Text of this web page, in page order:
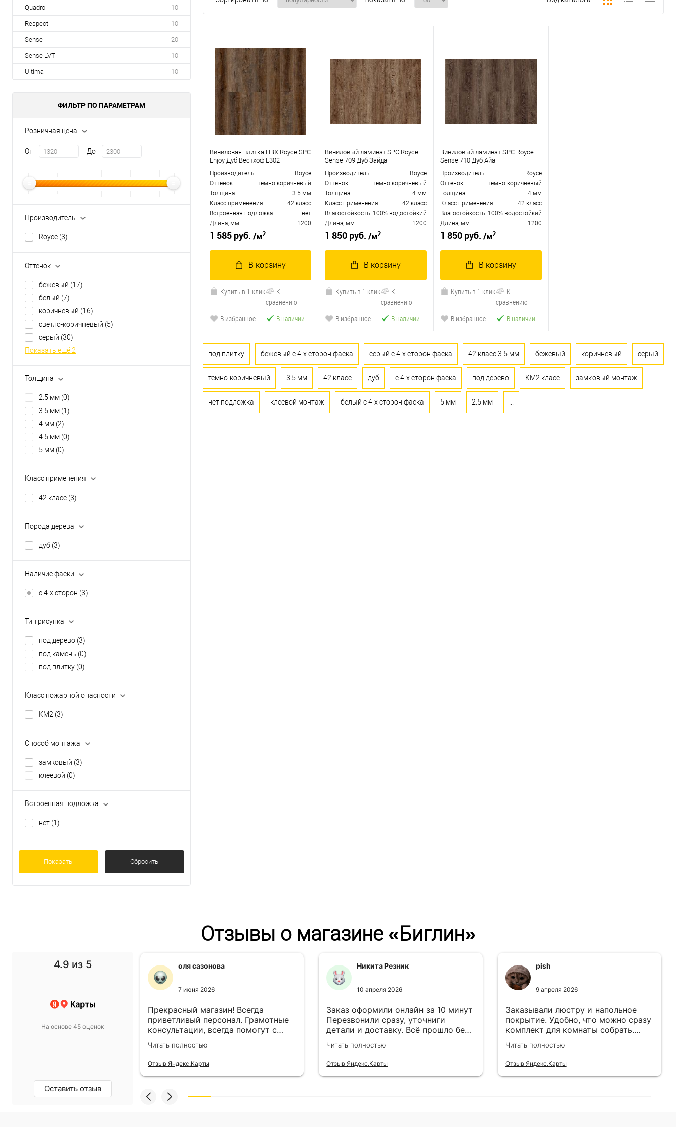
Quadro 10
Respect 10
Sense 20
Sense LVT 10
Ultima 10
ФИЛЬТР ПО ПАРАМЕТРАМ
Розничная цена
От До
Производитель
Royce (3)
Оттенок
бежевый (17)
белый (7)
коричневый (16)
светло-коричневый (5)
серый (30)
Показать ещё 2
Толщина
2.5 мм (0)
3.5 мм (1)
4 мм (2)
4.5 мм (0)
5 мм (0)
Класс применения
42 класс (3)
Порода дерева
дуб (3)
Наличие фаски
с 4-х сторон (3)
Тип рисунка
под дерево (3)
под камень (0)
под плитку (0)
Класс пожарной опасности
КМ2 (3)
Способ монтажа
замковый (3)
клеевой (0)
Встроенная подложка
нет (1)
Показать Сбросить
Виниловая плитка ПВХ Royce SPC
Enjoy Дуб Вестхоф Е302
Производитель
Royce
Оттенок
темно-коричневый
Толщина
3.5 мм
Класс применения
42 класс
Встроенная подложка
нет
Длина, мм
1200
1 585 руб. /м2
В корзину
Купить в 1 клик
К
сравнению
В избранное
В наличии
Виниловый ламинат SPC Royce
Sense 709 Дуб Зайда
Производитель
Royce
Оттенок
темно-коричневый
Толщина
4 мм
Класс применения
42 класс
Влагостойкость 100% водостойкий
Длина, мм
1200
1 850 руб. /м2
В корзину
Купить в 1 клик
К
сравнению
В избранное
В наличии
Виниловый ламинат SPC Royce
Sense 710 Дуб Айа
Производитель
Royce
Оттенок
темно-коричневый
Толщина
4 мм
Класс применения
42 класс
Влагостойкость 100% водостойкий
Длина, мм
1200
1 850 руб. /м2
В корзину
Купить в 1 клик
К
сравнению
В избранное
В наличии
под плитку бежевый с 4-х сторон фаска серый с 4-х сторон фаска 42 класс 3.5 мм бежевый коричневый серый
темно-коричневый 3.5 мм 42 класс дуб с 4-х сторон фаска под дерево КМ2 класс замковый монтаж
нет подложка клеевой монтаж белый с 4-х сторон фаска 5 мм 2.5 мм ...
Отзывы о магазине «Биглин»
4.9 из 5
На основе 45 оценок
Оставить отзыв
просто супер!
какой хотели.
оля сазонова
7 июня 2026
Прекрасный магазин! Всегда
приветливый персонал. Грамотные
консультации, всегда помогут с
выбором! Всё привезли в
назначенный день!
Читать полностью
Отзыв Яндекс.Карты
Никита Резник
10 апреля 2026
Заказ оформили онлайн за 10 минут
Перезвонили сразу, уточниги
детали и доставку. Всё прошло без
лишней суеты.
Читать полностью
Отзыв Яндекс.Карты
pish
9 апреля 2026
Заказывали люстру и напольное
покрытие. Удобно, что можно сразу
комплект для комнаты собрать.
Цены адекватные.
Читать полностью
Отзыв Яндекс.Карты